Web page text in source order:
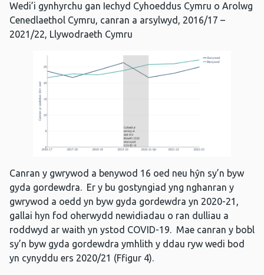
Wedi’i gynhyrchu gan Iechyd Cyhoeddus Cymru o Arolwg
Cenedlaethol Cymru, canran a arsylwyd, 2016/17 –
2021/22, Llywodraeth Cymru
Canran y gwrywod a benywod 16 oed neu hŷn sy’n byw
gyda gordewdra. Er y bu gostyngiad yng nghanran y
gwrywod a oedd yn byw gyda gordewdra yn 2020-21,
gallai hyn fod oherwydd newidiadau o ran dulliau a
roddwyd ar waith yn ystod COVID-19. Mae canran y bobl
sy’n byw gyda gordewdra ymhlith y ddau ryw wedi bod
yn cynyddu ers 2020/21 (Ffigur 4).